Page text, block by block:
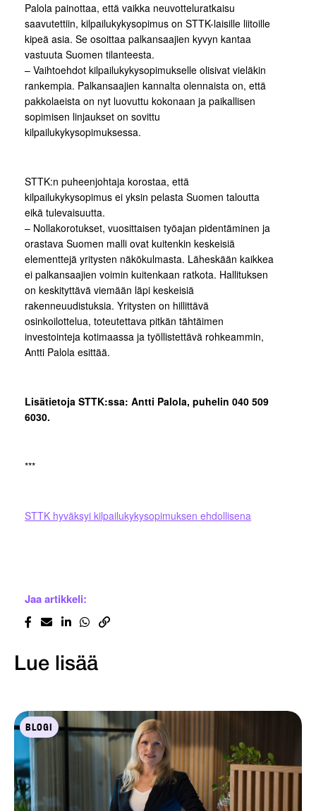
Palola painottaa, että vaikka neuvotteluratkaisu
saavutettiin, kilpailukykysopimus on STTK-laisille liitoille
kipeä asia. Se osoittaa palkansaajien kyvyn kantaa
vastuuta Suomen tilanteesta.
– Vaihtoehdot kilpailukykysopimukselle olisivat vieläkin
rankempia. Palkansaajien kannalta olennaista on, että
pakkolaeista on nyt luovuttu kokonaan ja paikallisen
sopimisen linjaukset on sovittu
kilpailukykysopimuksessa.
STTK:n puheenjohtaja korostaa, että
kilpailukykysopimus ei yksin pelasta Suomen taloutta
eikä tulevaisuutta.
– Nollakorotukset, vuosittaisen työajan pidentäminen ja
orastava Suomen malli ovat kuitenkin keskeisiä
elementtejä yritysten näkökulmasta. Läheskään kaikkea
ei palkansaajien voimin kuitenkaan ratkota. Hallituksen
on keskityttävä viemään läpi keskeisiä
rakenneuudistuksia. Yritysten on hillittävä
osinkoilottelua, toteutettava pitkän tähtäimen
investointeja kotimaassa ja työllistettävä rohkeammin,
Antti Palola esittää.
Lisätietoja STTK:ssa: Antti Palola, puhelin 040 509
6030.
***
STTK hyväksyi kilpailukykysopimuksen ehdollisena
Jaa artikkeli:
Lue lisää
BLOGI